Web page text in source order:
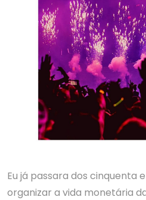
Eu já passara dos cinquenta
organizar a vida monetária